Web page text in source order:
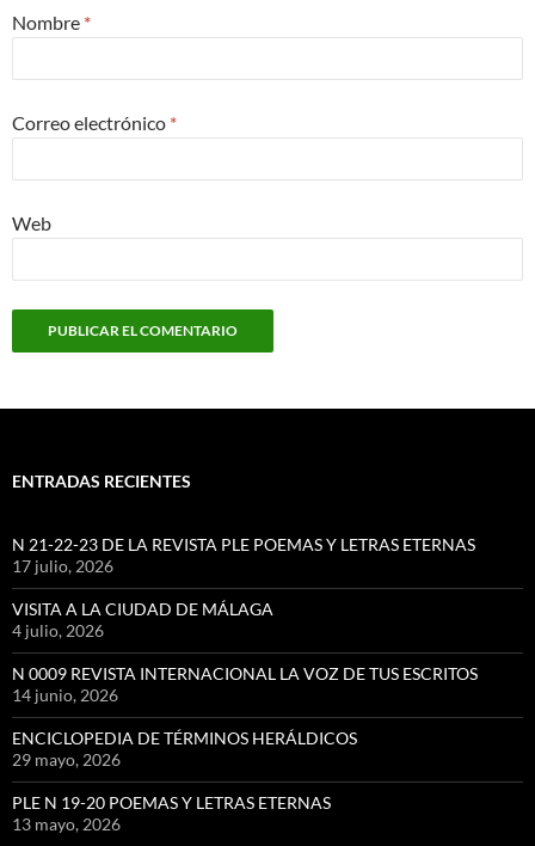
Nombre *
Correo electrónico *
Web
ENTRADAS RECIENTES
N 21-22-23 DE LA REVISTA PLE POEMAS Y LETRAS ETERNAS
17 julio, 2026
VISITA A LA CIUDAD DE MÁLAGA
4 julio, 2026
N 0009 REVISTA INTERNACIONAL LA VOZ DE TUS ESCRITOS
14 junio, 2026
ENCICLOPEDIA DE TÉRMINOS HERÁLDICOS
29 mayo, 2026
PLE N 19-20 POEMAS Y LETRAS ETERNAS
13 mayo, 2026